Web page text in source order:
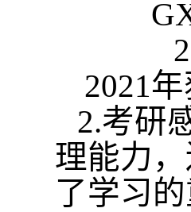
2021年
2.考研
理能力
了学习